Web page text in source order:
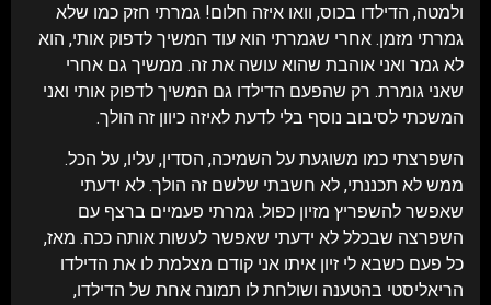
ולמטה, הדילדו בכוס, וואו איזה חלום! גמרתי חזק כמו שלא
גמרתי מזמן. אחרי שגמרתי הוא עוד המשיך לדפוק אותי, הוא
לא גמר ואני אוהבת שהוא עושה את זה. ממשיך גם אחרי
שאני גומרת. רק שהפעם הדילדו גם המשיך לדפוק אותי ואני
המשכתי לסיבוב נוסף בלי לדעת לאיזה כיוון זה הולך.
השפרצתי כמו משוגעת על השמיכה, הסדין, עליו, על הכל.
ממש לא תכננתי, לא חשבתי שלשם זה הולך. לא ידעתי
שאפשר להשפריץ מזיון כפול. גמרתי פעמיים ברצף עם
השפרצה שבכלל לא ידעתי שאפשר לעשות אותה ככה. מאז,
כל פעם כשבא לי זיון איתו אני קודם מצלמת לו את הדילדו
הריאליסטי בהטענה ושולחת לו תמונה אחת של הדילדו,